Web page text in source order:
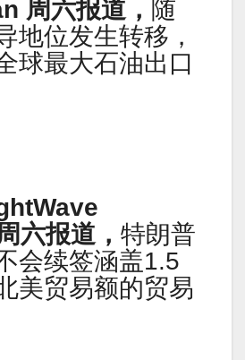
周六报道， 随
地位发生转移，
球最大石油出口
六报道， 特朗普
会续签涵盖1.5
美贸易额的贸易